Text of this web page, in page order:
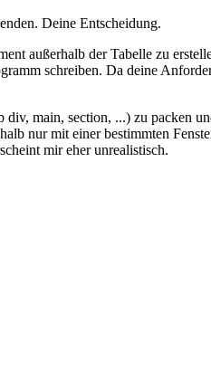
Deine Entscheidung.
außerhalb der Tabelle zu
schreiben. Da deine
main, section, ...) zu packen
nur mit einer bestimmten
mir eher unrealistisch.